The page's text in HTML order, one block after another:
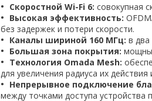
Скоростной Wi-Fi 6: совокупная
Высокая эффективность:
без задержек и потери скорости.
Каналы шириной 160 МГц: в
Большая зона покрытия:
Технология Omada Mesh:
для увеличения радиуса их
Непрерывное подключение
между точками доступа устройства